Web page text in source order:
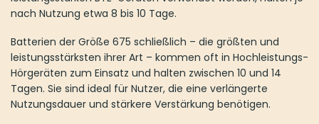
nach Nutzung etwa 8 bis 10 Tage.
Batterien der Größe 675 schließlich – die größten und
leistungsstärksten ihrer Art – kommen oft in Hochleistungs-
Hörgeräten zum Einsatz und halten zwischen 10 und 14
Tagen. Sie sind ideal für Nutzer, die eine verlängerte
Nutzungsdauer und stärkere Verstärkung benötigen.